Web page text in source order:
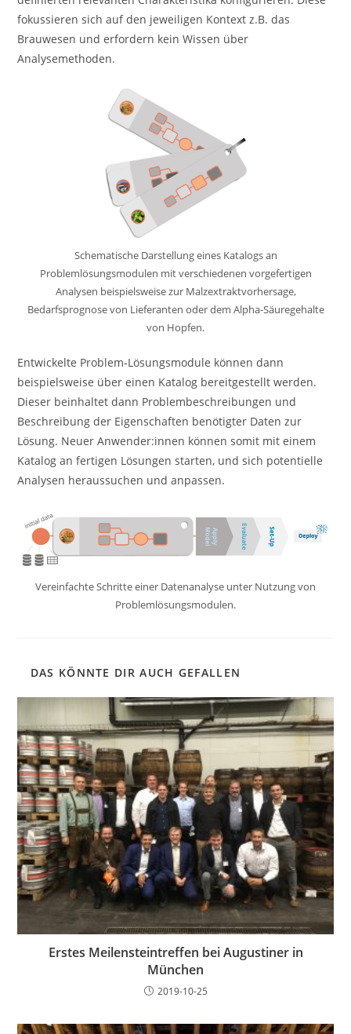
fokussieren sich auf den jeweiligen Kontext z.B. das
Brauwesen und erfordern kein Wissen über
Analysemethoden.
Schematische Darstellung eines Katalogs an
Problemlösungsmodulen mit verschiedenen vorgefertigen
Analysen beispielsweise zur Malzextraktvorhersage,
Bedarfsprognose von Lieferanten oder dem Alpha-Säuregehalte
von Hopfen.
Entwickelte Problem-Lösungsmodule können dann
beispielsweise über einen Katalog bereitgestellt werden.
Dieser beinhaltet dann Problembeschreibungen und
Beschreibung der Eigenschaften benötigter Daten zur
Lösung. Neuer Anwender:innen können somit mit einem
Katalog an fertigen Lösungen starten, und sich potentielle
Analysen heraussuchen und anpassen.
Vereinfachte Schritte einer Datenanalyse unter Nutzung von
Problemlösungsmodulen.
DAS KÖNNTE DIR AUCH GEFALLEN
Erstes Meilensteintreffen bei Augustiner in
München
2019-10-25